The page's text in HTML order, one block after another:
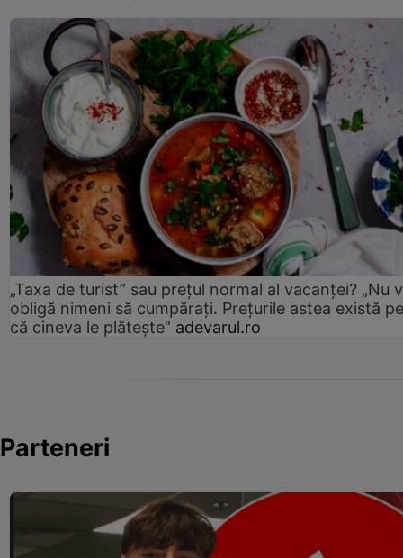
„Taxa de turist” sau prețul normal al vacanței? „Nu
obligă nimeni să cumpărați. Prețurile astea există
că cineva le plătește” adevarul.ro
Parteneri